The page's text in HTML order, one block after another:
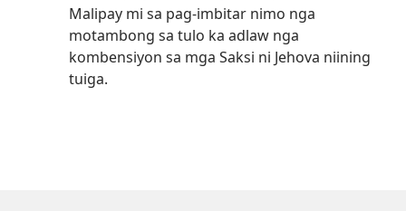
Malipay mi sa pag-imbitar nimo nga
motambong sa tulo ka adlaw nga
kombensiyon sa mga Saksi ni Jehova niining
tuiga.